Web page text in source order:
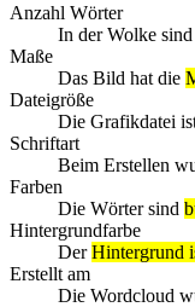
Anzahl Wörter
In der Wolke sind
Maße
Das Bild hat die
Dateigröße
Die Grafikdatei
Schriftart
Beim Erstellen
Farben
Die Wörter sind
Hintergrundfarbe
DerHintergrund
Erstellt am
Die Wordcloud